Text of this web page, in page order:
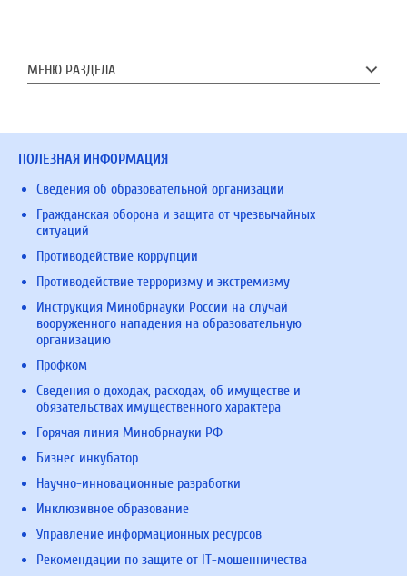
МЕНЮ РАЗДЕЛА
ПОЛЕЗНАЯ ИНФОРМАЦИЯ
Сведения об образовательной организации
Гражданская оборона и защита от чрезвычайных
ситуаций
Противодействие коррупции
Противодействие терроризму и экстремизму
Инструкция Минобрнауки России на случай
вооруженного нападения на образовательную
организацию
Профком
Сведения о доходах, расходах, об имуществе и
обязательствах имущественного характера
Горячая линия Минобрнауки РФ
Бизнес инкубатор
Научно-инновационные разработки
Инклюзивное образование
Управление информационных ресурсов
Рекомендации по защите от IT-мошенничества